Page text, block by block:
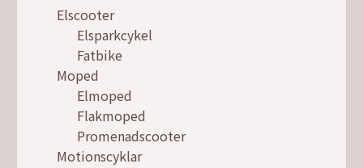
Elscooter
Elsparkcykel
Fatbike
Moped
Elmoped
Flakmoped
Promenadscooter
Motionscyklar